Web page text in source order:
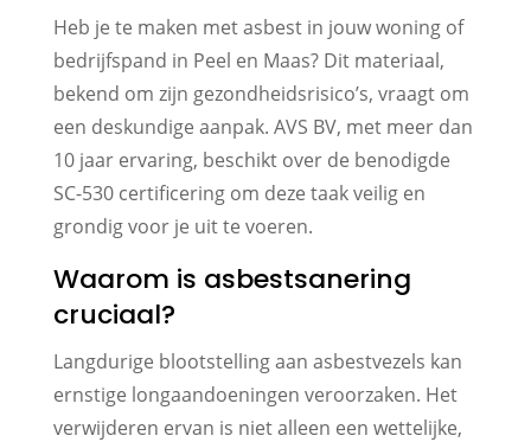
Heb je te maken met asbest in jouw woning of
bedrijfspand in Peel en Maas? Dit materiaal,
bekend om zijn gezondheidsrisico’s, vraagt om
een deskundige aanpak. AVS BV, met meer dan
10 jaar ervaring, beschikt over de benodigde
SC-530 certificering om deze taak veilig en
grondig voor je uit te voeren.
Waarom is asbestsanering
cruciaal?
Langdurige blootstelling aan asbestvezels kan
ernstige longaandoeningen veroorzaken. Het
verwijderen ervan is niet alleen een wettelijke,